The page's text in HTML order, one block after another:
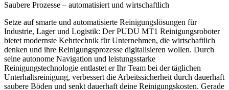
Saubere Prozesse – automatisiert und wirtschaftlich
Setze auf smarte und automatisierte Reinigungslösungen für
Industrie, Lager und Logistik: Der PUDU MT1 Reinigungsroboter
bietet modernste Kehrtechnik für Unternehmen, die wirtschaftlich
denken und ihre Reinigungsprozesse digitalisieren wollen. Durch
seine autonome Navigation und leistungsstarke
Reinigungstechnologie entlastet er Ihr Team bei der täglichen
Unterhaltsreinigung, verbessert die Arbeitssicherheit durch dauerhaft
saubere Böden und senkt dauerhaft deine Reinigungskosten. Gerade